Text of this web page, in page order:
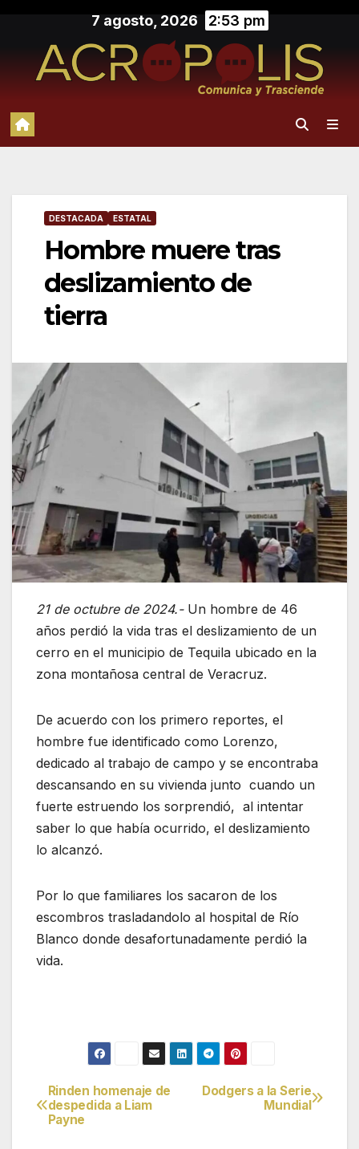
contenido
7 agosto, 2026 2:53 pm
DESTACADA ESTATAL
Hombre muere tras
deslizamiento de
tierra
21 de octubre de 2024.- Un hombre de 46
años perdió la vida tras el deslizamiento de un
cerro en el municipio de Tequila ubicado en la
zona montañosa central de Veracruz.
De acuerdo con los primero reportes, el
hombre fue identificado como Lorenzo,
dedicado al trabajo de campo y se encontraba
descansando en su vivienda junto cuando un
fuerte estruendo los sorprendió, al intentar
saber lo que había ocurrido, el deslizamiento
lo alcanzó.
Por lo que familiares los sacaron de los
escombros trasladandolo al hospital de Río
Blanco donde desafortunadamente perdió la
vida.
Navegación
de
Dodgers a la Serie
Mundial
Rinden homenaje de
despedida a Liam
Payne